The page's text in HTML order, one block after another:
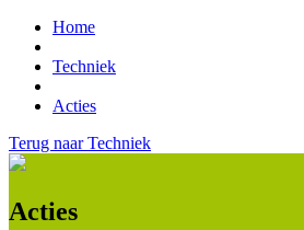
Home
Techniek
Acties
Terug naar Techniek
Acties